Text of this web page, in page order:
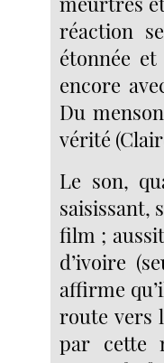
réaction
étonnée
encore
Du
vérité
Le son,
saisissant,
film ;
d’ivoire
affirme
route vers
par cette